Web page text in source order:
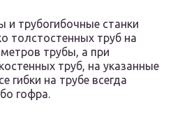
и трубогибочные станки
толстостенных труб на
трубы, а при
труб, на указанные
гибки на трубе всегда
гофра.